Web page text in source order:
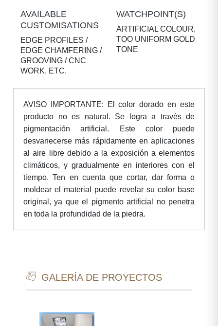
AVAILABLE
CUSTOMISATIONS
EDGE PROFILES /
EDGE CHAMFERING /
GROOVING / CNC
WORK, ETC.
WATCHPOINT(S)
ARTIFICIAL COLOUR,
TOO UNIFORM GOLD
TONE
AVISO IMPORTANTE: El color dorado en este
producto no es natural. Se logra a través de
pigmentación artificial. Este color puede
desvanecerse más rápidamente en aplicaciones
al aire libre debido a la exposición a elementos
climáticos, y gradualmente en interiores con el
tiempo. Ten en cuenta que cortar, dar forma o
moldear el material puede revelar su color base
original, ya que el pigmento artificial no penetra
en toda la profundidad de la piedra.
GALERÍA DE PROYECTOS